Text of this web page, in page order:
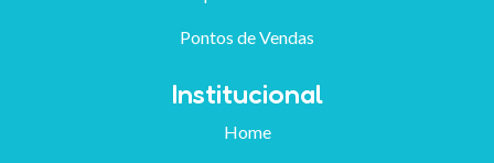
Pontos de Vendas
Institucional
Home